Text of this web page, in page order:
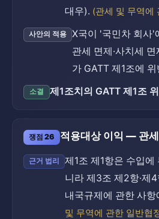
대우). (관세 및 무역에
사안의 적용
X국이 '국민차 회사'
관세 면제·사치세
가 GATT 제1조에
소결 제1조치의 GATT 제1조
쟁점 26 적용대상 이익 — 관세
근거 법리
제1조 제1항은 수입
니라 제3조 제2항·제
내국규제에 관한 사
및 무역에 관한 일반협